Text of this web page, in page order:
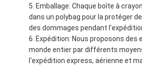
Emballage: Chaque boîte à
dans un polybag pour la protéger
des dommages pendant
Expédition: Nous proposons des
monde entier par différents
l'expédition express, aérienne et